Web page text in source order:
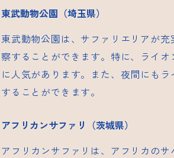
東武動物公園（埼玉県）
東武動物公園は、サファリエリアが
察することができます。特に、ライ
に人気があります。また、夜間にも
することができます。
アフリカンサファリ（茨城県）
アフリカンサファリは、アフリカの